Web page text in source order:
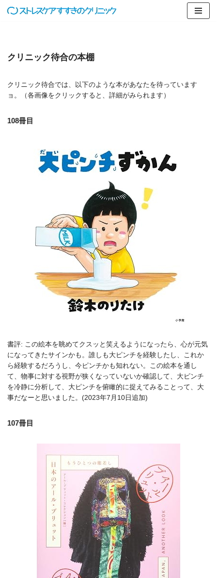
ン
ス
キ
プ
クリニック待合の本棚
クリニック待合では、以下のような本があなたを待っています
ョ。（各画像をクリックすると、詳細がみられます）
108冊目
書評: この絵本を眺めてクスッと笑えるようになったら、心が元気
になってきたサインかも。誰しも大ピンチを経験したし、これか
ら経験するだろうし、今ピンチかも知れない。この絵本を通し
て、物事に対する視野が狭くなっていないか確認して、大ピンチ
を冷静に分析して、大ピンチを俯瞰的に捉えてみることって、大
事だなーと思いました。(2023年7月10日追加)
107冊目